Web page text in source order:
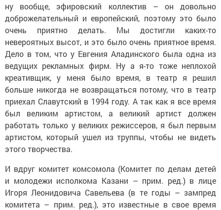
ну вообще, эфировский коллектив – он довольно
доброжелательный и европейский, поэтому это было
очень приятно делать. Мы достигли каких-то
невероятных высот, и это было очень приятное время.
Дело в том, что у Евгения Аладинского была одна из
ведущих рекламных фирм. Ну а я-то тоже неплохой
креативщик, у меня было время, в театр я решил
больше никогда не возвращаться потому, что в театр
приехал Славутский в 1994 году. А так как я все время
был великим артистом, а великий артист должен
работать только у великих режиссеров, я был первым
артистом, который ушел из труппы, чтобы не видеть
этого творчества.
И вдруг комитет комсомола (Комитет по делам детей
и молодежи исполкома Казани – прим. ред.) в лице
Игоря Леонидовича Савельева (в те годы – зампред
комитета – прим. ред.), это известные в свое время